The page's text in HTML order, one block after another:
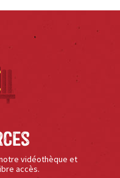
vidéothèque et
accès.